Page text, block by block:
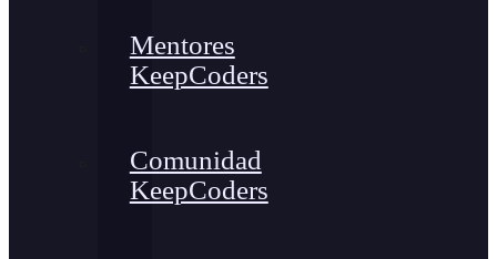
Mentores
KeepCoders
Comunidad
KeepCoders